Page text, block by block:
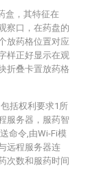
盒，其特征在
察口，在药盘的
放药格位置对应
样正好显示在观
折叠卡置放药格
括权利要求1所
服务器，服药智
命令,由Wi-Fi模
远程服务器连
次数和服药时间